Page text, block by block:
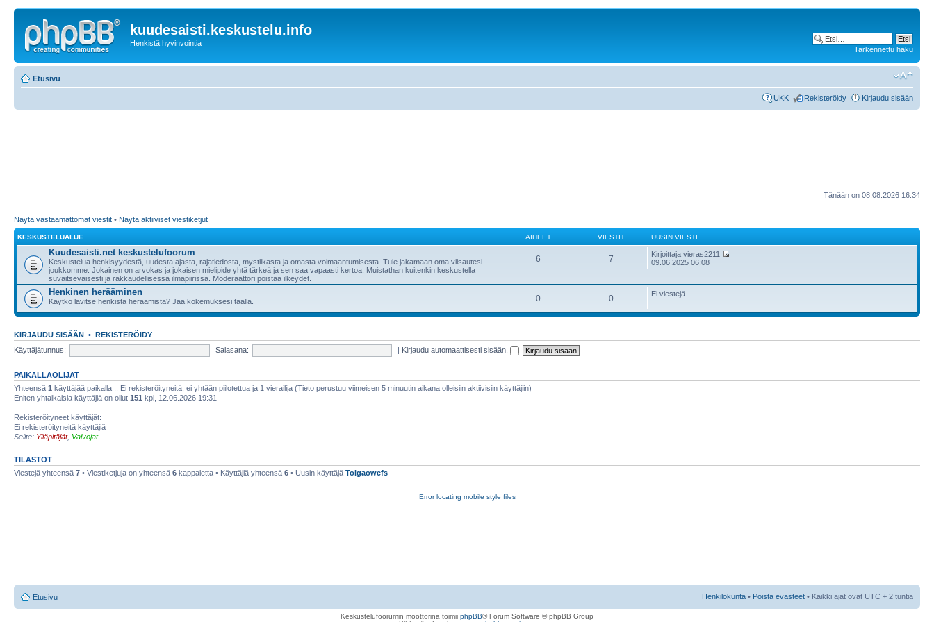
kuudesaisti.keskustelu.info
Henkistä hyvinvointia
Tarkennettu haku
Etusivu
UKK Rekisteröidy Kirjaudu sisään
Tänään on 08.08.2026 16:34
Näytä vastaamattomat viestit • Näytä aktiiviset viestiketjut
KESKUSTELUALUE AIHEET VIESTIT UUSIN VIESTI
Kuudesaisti.net keskustelufoorum
Keskustelua henkisyydestä, uudesta ajasta, rajatiedosta, mystiikasta ja omasta voimaantumisesta. Tule jakamaan oma viisautesi
joukkomme. Jokainen on arvokas ja jokaisen mielipide yhtä tärkeä ja sen saa vapaasti kertoa. Muistathan kuitenkin keskustella
suvaitsevaisesti ja rakkaudellisessa ilmapiirissä. Moderaattori poistaa ilkeydet.
6 7
Kirjoittaja vieras2211
09.06.2025 06:08
Henkinen herääminen
Käytkö lävitse henkistä heräämistä? Jaa kokemuksesi täällä. 0 0 Ei viestejä
KIRJAUDU SISÄÄN • REKISTERÖIDY
Käyttäjätunnus:
Salasana: | Kirjaudu automaattisesti sisään.
PAIKALLAOLIJAT
Yhteensä 1 käyttäjää paikalla :: Ei rekisteröityneitä, ei yhtään piilotettua ja 1 vierailija (Tieto perustuu viimeisen 5 minuutin aikana olleisiin aktiivisiin käyttäjiin)
Eniten yhtaikaisia käyttäjiä on ollut 151 kpl, 12.06.2026 19:31
Rekisteröityneet käyttäjät:
Ei rekisteröityneitä käyttäjiä
Selite: Ylläpitäjät, Valvojat
TILASTOT
Viestejä yhteensä 7 • Viestiketjuja on yhteensä 6 kappaletta • Käyttäjiä yhteensä 6 • Uusin käyttäjä Tolgaowefs
Error locating mobile style files
Etusivu Henkilökunta • Poista evästeet • Kaikki ajat ovat UTC + 2 tuntia
Keskustelufoorumin moottorina toimii phpBB® Forum Software © phpBB Group